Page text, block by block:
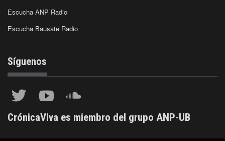
Escucha ANP Radio
Escucha Bausate Radio
Síguenos
CrónicaViva es miembro del grupo ANP-UB